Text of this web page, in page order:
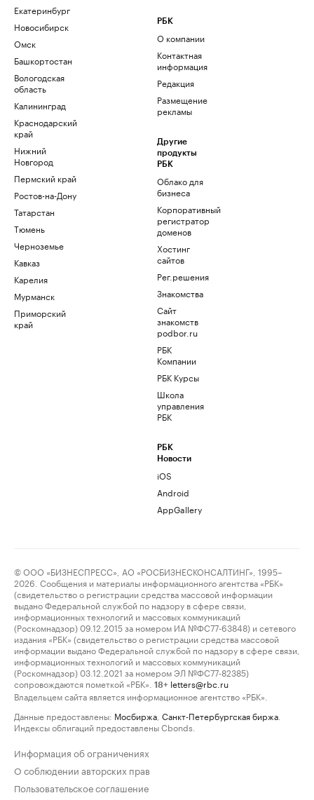
Екатеринбург
Новосибирск
Омск
Башкортостан
Вологодская
область
Калининград
Краснодарский
край
Нижний
Новгород
Пермский край
Ростов-на-Дону
Татарстан
Тюмень
Черноземье
Кавказ
Карелия
Мурманск
Приморский
край
РБК
О компании
Контактная
информация
Редакция
Размещение
рекламы
Другие
продукты
РБК
Облако для
бизнеса
Корпоративный
регистратор
доменов
Хостинг
сайтов
Рег.решения
Знакомства
Сайт
знакомств
podbor.ru
РБК
Компании
РБК Курсы
Школа
управления
РБК
РБК
Новости
iOS
Android
AppGallery
© ООО «БИЗНЕСПРЕСС», АО «РОСБИЗНЕСКОНСАЛТИНГ», 1995–
2026. Сообщения и материалы информационного агентства «РБК»
(свидетельство о регистрации средства массовой информации
выдано Федеральной службой по надзору в сфере связи,
информационных технологий и массовых коммуникаций
(Роскомнадзор) 09.12.2015 за номером ИА №ФС77-63848) и сетевого
издания «РБК» (свидетельство о регистрации средства массовой
информации выдано Федеральной службой по надзору в сфере связи,
информационных технологий и массовых коммуникаций
(Роскомнадзор) 03.12.2021 за номером ЭЛ №ФС77-82385)
сопровождаются пометкой «РБК».
18+ letters@rbc.ru
Владельцем сайта является информационное агентство «РБК».
Данные предоставлены: Мосбиржа Санкт-Петербургская биржа
Индексы облигаций предоставлены Cbonds.
Информация об ограничениях
О соблюдении авторских прав
Пользовательское соглашение